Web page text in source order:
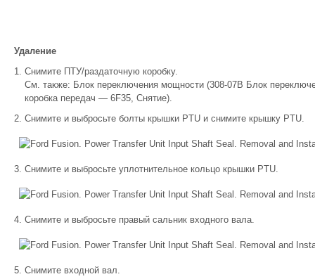
Удаление
Снимите ПТУ/раздаточную коробку.
См. также: Блок переключения мощности (308-07B Блок
коробка передач — 6F35, Снятие).
Снимите и выбросьте болты крышки PTU и снимите крышку PTU.
Снимите и выбросьте уплотнительное кольцо крышки PTU.
Снимите и выбросьте правый сальник входного вала.
Снимите входной вал.